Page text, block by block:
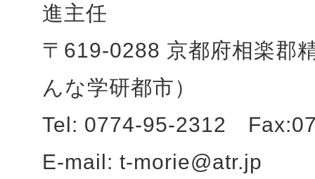
進主任
〒619-0288 京都府相楽郡
んな学研都市）
Tel: 0774-95-2312
E-mail: t-morie@atr.jp